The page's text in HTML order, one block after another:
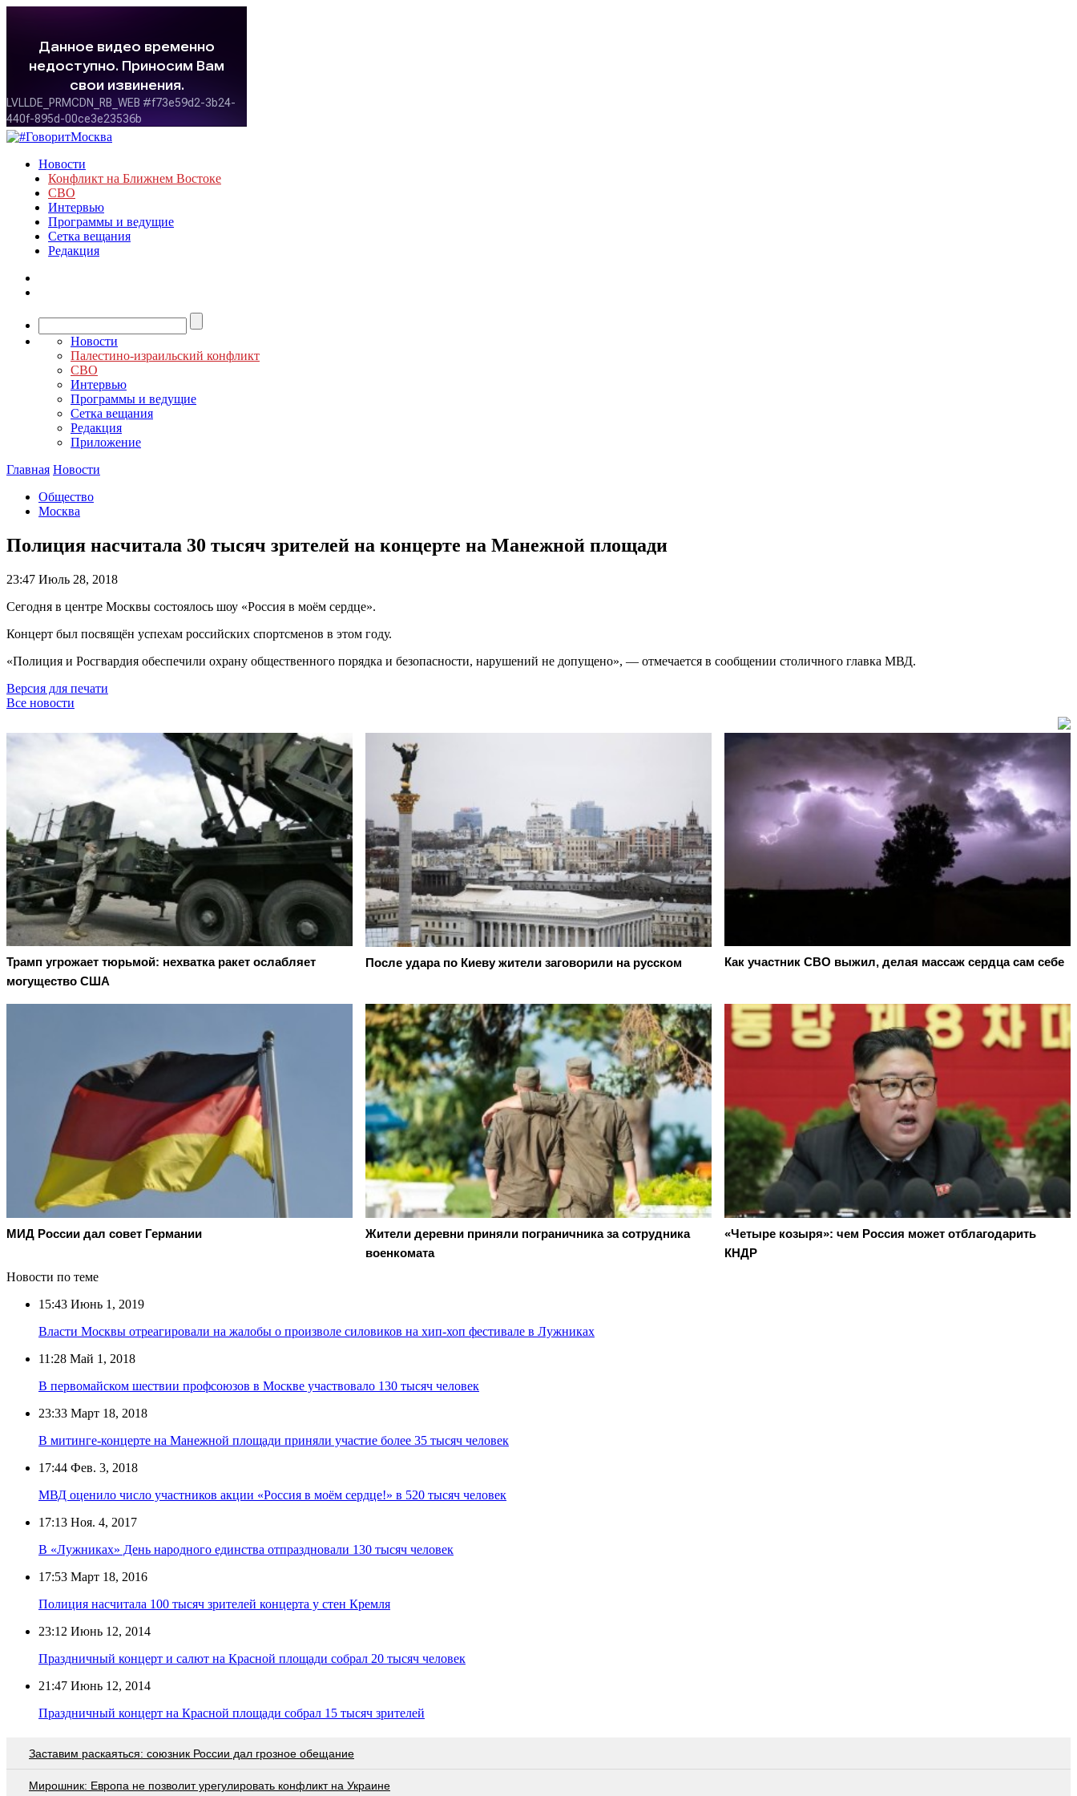
Новости
Конфликт на Ближнем Востоке
СВО
Интервью
Программы и ведущие
Сетка вещания
Редакция
Новости
Палестино-израильский конфликт
СВО
Интервью
Программы и ведущие
Сетка вещания
Редакция
Приложение
Главная Новости
Общество
Москва
Полиция насчитала 30 тысяч зрителей на концерте на Манежной площади
23:47 Июль 28, 2018
Сегодня в центре Москвы состоялось шоу «Россия в моём сердце».
Концерт был посвящён успехам российских спортсменов в этом году.
«Полиция и Росгвардия обеспечили охрану общественного порядка и безопасности, нарушений не допущено», — отмечается в сообщении столичного главка МВД.
Версия для печати
Все новости
Трамп угрожает тюрьмой: нехватка ракет ослабляет
могущество США
После удара по Киеву жители заговорили на русском Как участник СВО выжил, делая массаж сердца сам себе
МИД России дал совет Германии
Жители деревни приняли пограничника за сотрудника
военкомата
«Четыре козыря»: чем Россия может отблагодарить
КНДР
Новости по теме
15:43 Июнь 1, 2019
Власти Москвы отреагировали на жалобы о произволе силовиков на хип-хоп фестивале в Лужниках
11:28 Май 1, 2018
В первомайском шествии профсоюзов в Москве участвовало 130 тысяч человек
23:33 Март 18, 2018
В митинге-концерте на Манежной площади приняли участие более 35 тысяч человек
17:44 Фев. 3, 2018
МВД оценило число участников акции «Россия в моём сердце!» в 520 тысяч человек
17:13 Ноя. 4, 2017
В «Лужниках» День народного единства отпраздновали 130 тысяч человек
17:53 Март 18, 2016
Полиция насчитала 100 тысяч зрителей концерта у стен Кремля
23:12 Июнь 12, 2014
Праздничный концерт и салют на Красной площади собрал 20 тысяч человек
21:47 Июнь 12, 2014
Праздничный концерт на Красной площади собрал 15 тысяч зрителей
Заставим раскаяться: союзник России дал грозное обещание
Мирошник: Европа не позволит урегулировать конфликт на Украине